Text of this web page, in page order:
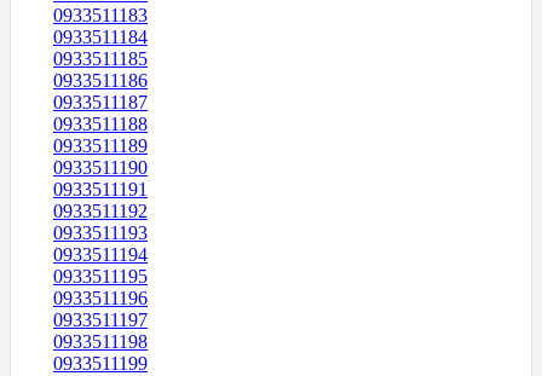
0933511183
0933511184
0933511185
0933511186
0933511187
0933511188
0933511189
0933511190
0933511191
0933511192
0933511193
0933511194
0933511195
0933511196
0933511197
0933511198
0933511199